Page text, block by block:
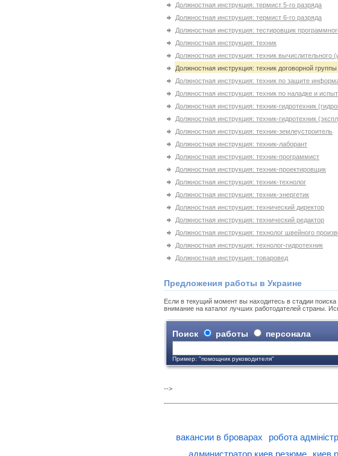
Должностная инструкция: термист 5-го разряда
Должностная инструкция: термист 6-го разряда
Должностная инструкция: тестировщик
Должностная инструкция: техник
Должностная инструкция: техник
Должностная инструкция: техник договорной
Должностная инструкция: техник по защите
Должностная инструкция: техник по наладке и
Должностная инструкция: техник-гидротехник
Должностная инструкция: техник-гидротехник
Должностная инструкция: техник-землеустроитель
Должностная инструкция: техник-лаборант
Должностная инструкция: техник-программист
Должностная инструкция: техник-проектировщик
Должностная инструкция: техник-технолог
Должностная инструкция: техник-энергетик
Должностная инструкция: технический директор
Должностная инструкция: технический редактор
Должностная инструкция: технолог швейного
Должностная инструкция: технолог-гидротехник
Должностная инструкция: товаровед
Предложения работы в Украине
Если в текущий момент вы находитесь в стадии
внимание на каталог лучших работодателей страны.
Поиск работы персонала
Пример: "помощник руководителя"
-->
вакансии в броварах робота
администратор киев резюме
киев